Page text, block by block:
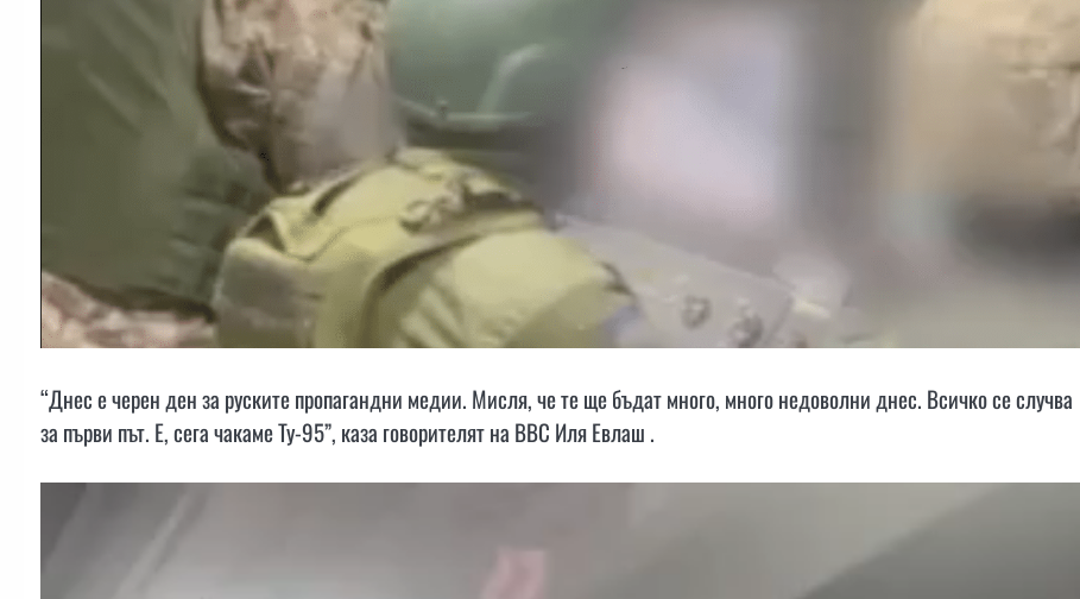
“Днес е черен ден за руските пропагандни медии. Мисля, че те ще бъдат много, много недоволни днес. Всичко се случва
за първи път. Е, сега чакаме Ту-95”, каза говорителят на ВВС Иля Евлаш .